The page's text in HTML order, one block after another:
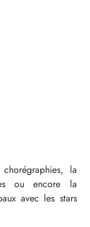
la
ou encore la
avec les stars